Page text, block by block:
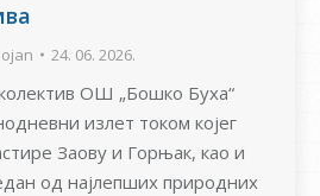
24. 06. 2026.
ОШ „Бошко Буха“
излет током којег
Заову и Горњак, као и
од најлепших природних